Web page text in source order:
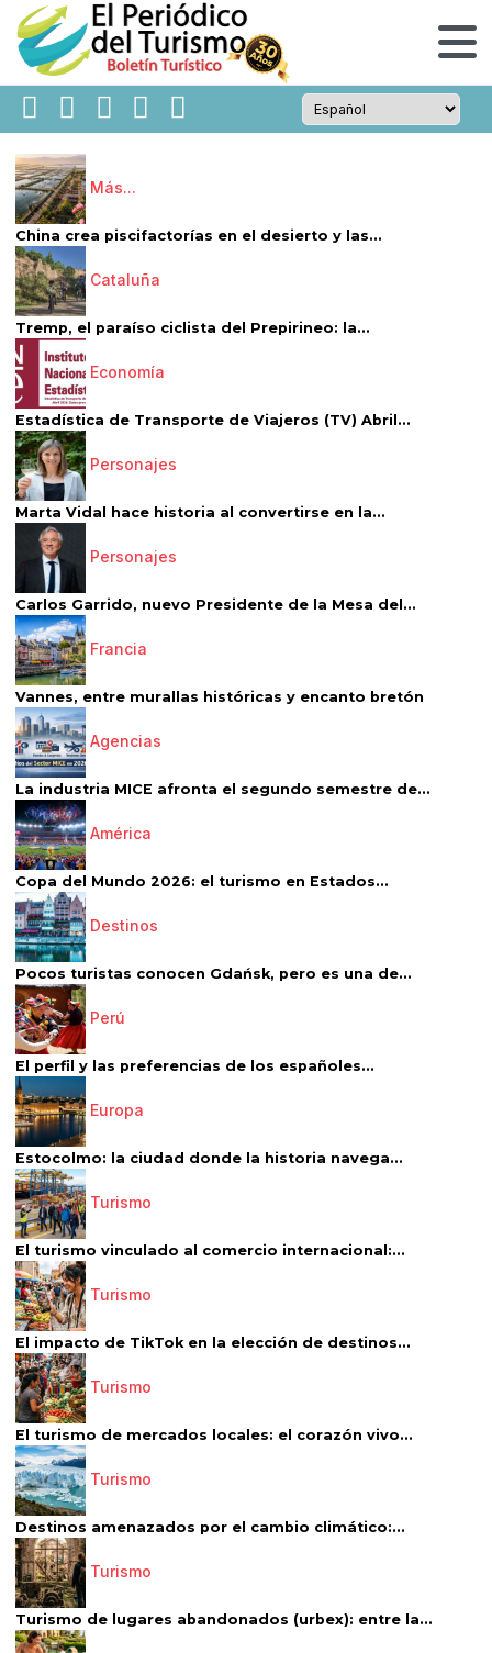
Más...
China crea piscifactorías en el desierto y las...
Cataluña
Tremp, el paraíso ciclista del Prepirineo: la...
Economía
Estadística de Transporte de Viajeros (TV) Abril...
Personajes
Marta Vidal hace historia al convertirse en la...
Personajes
Carlos Garrido, nuevo Presidente de la Mesa del...
Francia
Vannes, entre murallas históricas y encanto bretón
Agencias
La industria MICE afronta el segundo semestre de...
América
Copa del Mundo 2026: el turismo en Estados...
Destinos
Pocos turistas conocen Gdańsk, pero es una de...
Perú
El perfil y las preferencias de los españoles...
Europa
Estocolmo: la ciudad donde la historia navega...
Turismo
El turismo vinculado al comercio internacional:...
Turismo
El impacto de TikTok en la elección de destinos...
Turismo
El turismo de mercados locales: el corazón vivo...
Turismo
Destinos amenazados por el cambio climático:...
Turismo
Turismo de lugares abandonados (urbex): entre la...